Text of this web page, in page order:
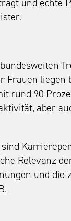
Frauen liegen
rund 90
aber
Relevanz
und die